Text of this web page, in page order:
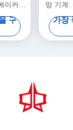
이커
구
망 기계:
해 빠른
가장